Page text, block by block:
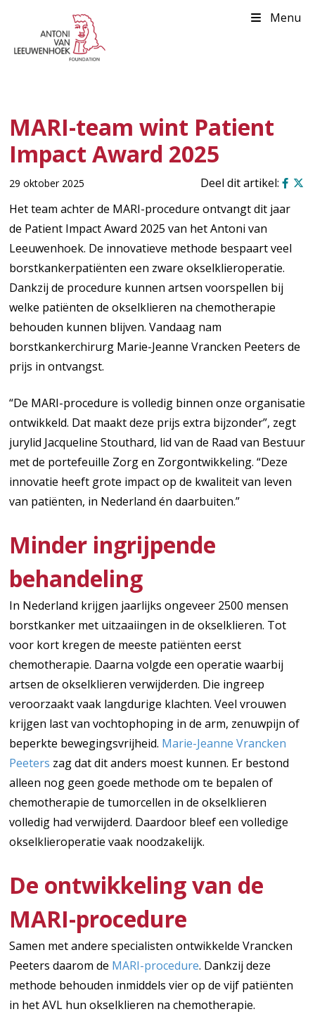
Menu
MARI-team wint Patient
Impact Award 2025
29 oktober 2025
Het team achter de MARI-procedure ontvangt dit jaar
de Patient Impact Award 2025 van het Antoni van
Leeuwenhoek. De innovatieve methode bespaart veel
borstkankerpatiënten een zware okselklieroperatie.
Dankzij de procedure kunnen artsen voorspellen bij
welke patiënten de okselklieren na chemotherapie
behouden kunnen blijven. Vandaag nam
borstkankerchirurg Marie-Jeanne Vrancken Peeters de
prijs in ontvangst.
“De MARI-procedure is volledig binnen onze organisatie
ontwikkeld. Dat maakt deze prijs extra bijzonder”, zegt
jurylid Jacqueline Stouthard, lid van de Raad van Bestuur
met de portefeuille Zorg en Zorgontwikkeling. “Deze
innovatie heeft grote impact op de kwaliteit van leven
van patiënten, in Nederland én daarbuiten.”
Minder ingrijpende
behandeling
In Nederland krijgen jaarlijks ongeveer 2500 mensen
borstkanker met uitzaaiingen in de okselklieren. Tot
voor kort kregen de meeste patiënten eerst
chemotherapie. Daarna volgde een operatie waarbij
artsen de okselklieren verwijderden. Die ingreep
veroorzaakt vaak langdurige klachten. Veel vrouwen
krijgen last van vochtophoping in de arm, zenuwpijn of
beperkte bewegingsvrijheid. Marie-Jeanne Vrancken
Peeters zag dat dit anders moest kunnen. Er bestond
alleen nog geen goede methode om te bepalen of
chemotherapie de tumorcellen in de okselklieren
volledig had verwijderd. Daardoor bleef een volledige
okselklieroperatie vaak noodzakelijk.
De ontwikkeling van de
MARI-procedure
Samen met andere specialisten ontwikkelde Vrancken
Peeters daarom de MARI-procedure. Dankzij deze
methode behouden inmiddels vier op de vijf patiënten
in het AVL hun okselklieren na chemotherapie.